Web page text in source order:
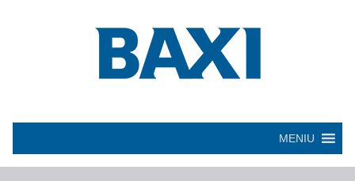
MENIU